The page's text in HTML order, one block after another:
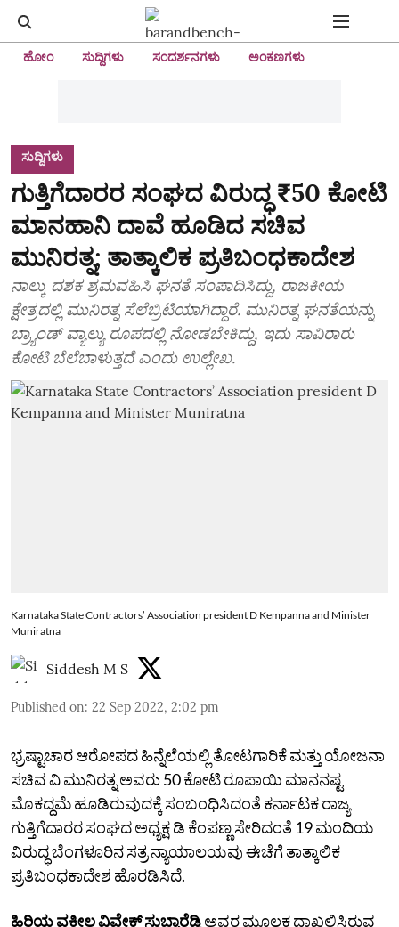
ಹೋಂ ಸುದ್ದಿಗಳು ಸಂದರ್ಶನಗಳು ಅಂಕಣಗಳು
ಸುದ್ದಿಗಳು
ಗುತ್ತಿಗೆದಾರರ ಸಂಘದ ವಿರುದ್ಧ ₹50 ಕೋಟಿ
ಮಾನಹಾನಿ ದಾವೆ ಹೂಡಿದ ಸಚಿವ
ಮುನಿರತ್ನ; ತಾತ್ಕಾಲಿಕ ಪ್ರತಿಬಂಧಕಾದೇಶ
ನಾಲ್ಕು ದಶಕ ಶ್ರಮವಹಿಸಿ ಘನತೆ ಸಂಪಾದಿಸಿದ್ದು, ರಾಜಕೀಯ
ಕ್ಷೇತ್ರದಲ್ಲಿ ಮುನಿರತ್ನ ಸೆಲೆಬ್ರಿಟಿಯಾಗಿದ್ದಾರೆ. ಮುನಿರತ್ನ ಘನತೆಯನ್ನು
ಬ್ರ್ಯಾಂಡ್‌ ವ್ಯಾಲ್ಯು ರೂಪದಲ್ಲಿ ನೋಡಬೇಕಿದ್ದು, ಇದು ಸಾವಿರಾರು
ಕೋಟಿ ಬೆಲೆಬಾಳುತ್ತದೆ ಎಂದು ಉಲ್ಲೇಖ.
Karnataka State Contractors’ Association president D Kempanna and Minister
Muniratna
Siddesh M S
Published on: 22 Sep 2022, 2:02 pm
ಭ್ರಷ್ಟಾಚಾರ ಆರೋಪದ ಹಿನ್ನೆಲೆಯಲ್ಲಿ ತೋಟಗಾರಿಕೆ ಮತ್ತು ಯೋಜನಾ
ಸಚಿವ ವಿ ಮುನಿರತ್ನ ಅವರು 50 ಕೋಟಿ ರೂಪಾಯಿ ಮಾನನಷ್ಟ
ಮೊಕದ್ದಮೆ ಹೂಡಿರುವುದಕ್ಕೆ ಸಂಬಂಧಿಸಿದಂತೆ ಕರ್ನಾಟಕ ರಾಜ್ಯ
ಗುತ್ತಿಗೆದಾರರ ಸಂಘದ ಅಧ್ಯಕ್ಷ ಡಿ ಕೆಂಪಣ್ಣ ಸೇರಿದಂತೆ 19 ಮಂದಿಯ
ವಿರುದ್ಧ ಬೆಂಗಳೂರಿನ ಸತ್ರ ನ್ಯಾಯಾಲಯವು ಈಚೆಗೆ ತಾತ್ಕಾಲಿಕ
ಪ್ರತಿಬಂಧಕಾದೇಶ ಹೊರಡಿಸಿದೆ.
ಹಿರಿಯ ವಕೀಲ ವಿವೇಕ್‌ ಸುಬ್ಬಾರೆಡ್ಡಿಅವರ ಮೂಲಕ ದಾಖಲಿಸಿರುವ